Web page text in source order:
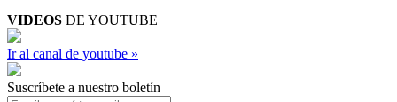
VIDEOS DE YOUTUBE
Ir al canal de youtube »
Suscríbete a nuestro boletín